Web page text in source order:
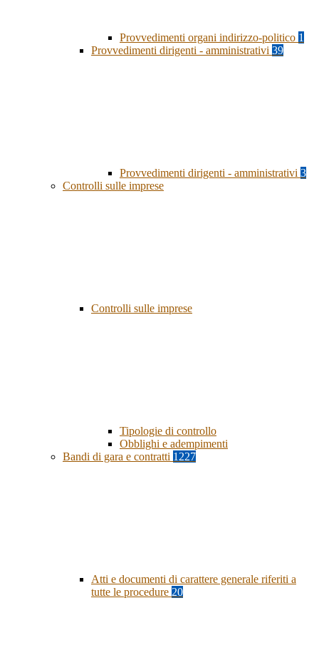
Provvedimenti organi indirizzo-politico 1
Provvedimenti dirigenti - amministrativi 39
Provvedimenti dirigenti - amministrativi 3
Controlli sulle imprese
Controlli sulle imprese
Tipologie di controllo
Obblighi e adempimenti
Bandi di gara e contratti 1227
Atti e documenti di carattere generale riferiti a
tutte le procedure 20